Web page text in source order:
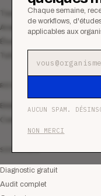
Chaque semaine,
de workflows,
applicables aux
AUCUN SPAM.
NON MERCI
Tous les articles
Analyses
Tutoriels
RESSOURCES
Bibliothèque
Communauté
SERVICES
Diagnostic gratuit
Audit complet